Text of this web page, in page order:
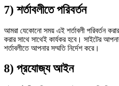
7) শর্তাবলীতে পরিবর্তন
আমরা যেকোনো সময় এই শর্তাবলী পরিবর্তন
করার সাথে সাথেই কার্যকর হবে। সাইটের
শর্তাবলীতে আপনার সম্মতি নির্দেশ করে।
8) প্রযোজ্য আইন